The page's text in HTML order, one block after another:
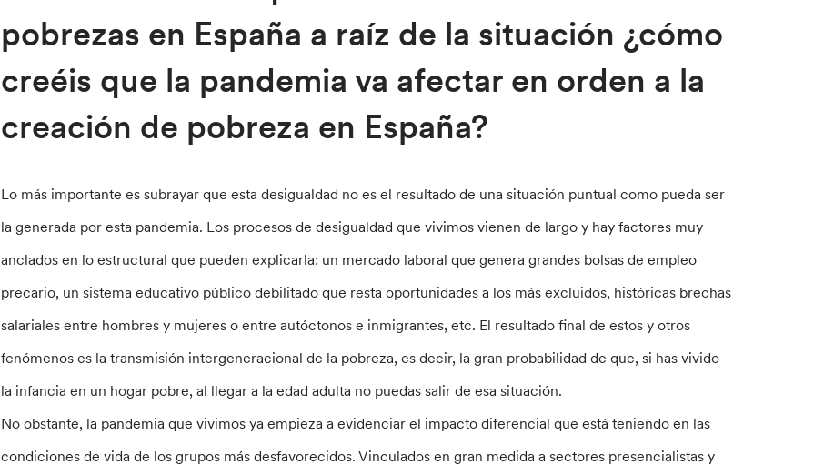
pobrezas en España a raíz de la situación ¿cómo
creéis que la pandemia va afectar en orden a la
creación de pobreza en España?
Lo más importante es subrayar que esta desigualdad no es el resultado de una situación puntual como pueda ser
la generada por esta pandemia. Los procesos de desigualdad que vivimos vienen de largo y hay factores muy
anclados en lo estructural que pueden explicarla: un mercado laboral que genera grandes bolsas de empleo
precario, un sistema educativo público debilitado que resta oportunidades a los más excluidos, históricas brechas
salariales entre hombres y mujeres o entre autóctonos e inmigrantes, etc. El resultado final de estos y otros
fenómenos es la transmisión intergeneracional de la pobreza, es decir, la gran probabilidad de que, si has vivido
la infancia en un hogar pobre, al llegar a la edad adulta no puedas salir de esa situación.
No obstante, la pandemia que vivimos ya empieza a evidenciar el impacto diferencial que está teniendo en las
condiciones de vida de los grupos más desfavorecidos. Vinculados en gran medida a sectores presencialistas y